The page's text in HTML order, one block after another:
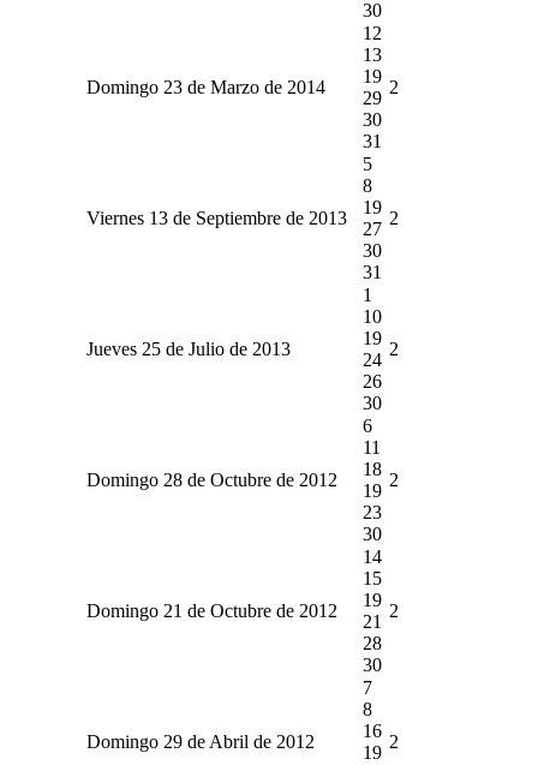
30
Domingo 23 de Marzo de 2014
12
13
19
29
30
31
2
Viernes 13 de Septiembre de 2013
5
8
19
27
30
31
2
Jueves 25 de Julio de 2013
1
10
19
24
26
30
2
Domingo 28 de Octubre de 2012
6
11
18
19
23
30
2
Domingo 21 de Octubre de 2012
14
15
19
21
28
30
2
Domingo 29 de Abril de 2012
7
8
16
19
2